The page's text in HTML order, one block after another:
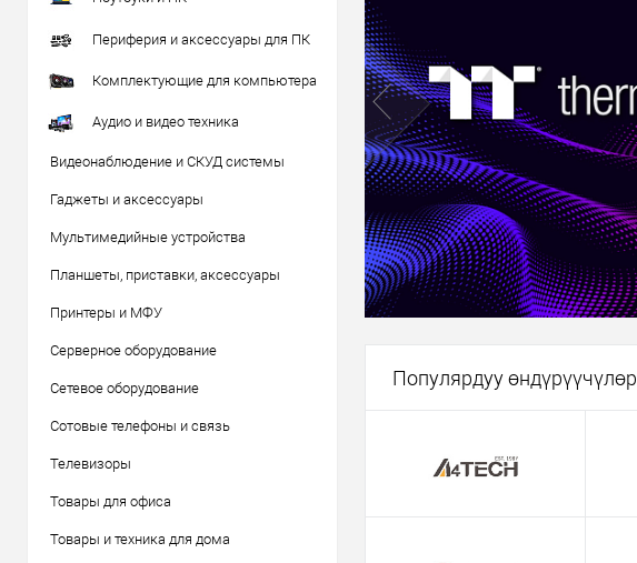
Периферия и аксессуары для ПК
Комплектующие для компьютера
Аудио и видео техника
Видеонаблюдение и СКУД системы
Гаджеты и аксессуары
Мультимедийные устройства
Планшеты, приставки, аксессуары
Принтеры и МФУ
Серверное оборудование
Сетевое оборудование
Сотовые телефоны и связь
Телевизоры
Товары для офиса
Товары и техника для дома
Популярдуу өндүрүүчүлөр